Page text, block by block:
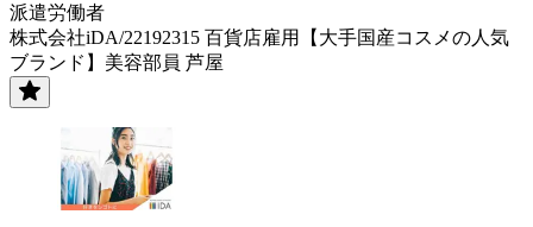
派遣労働者
株式会社iDA/22192315 百貨店雇用【大手国産コスメの人気
ブランド】美容部員 芦屋